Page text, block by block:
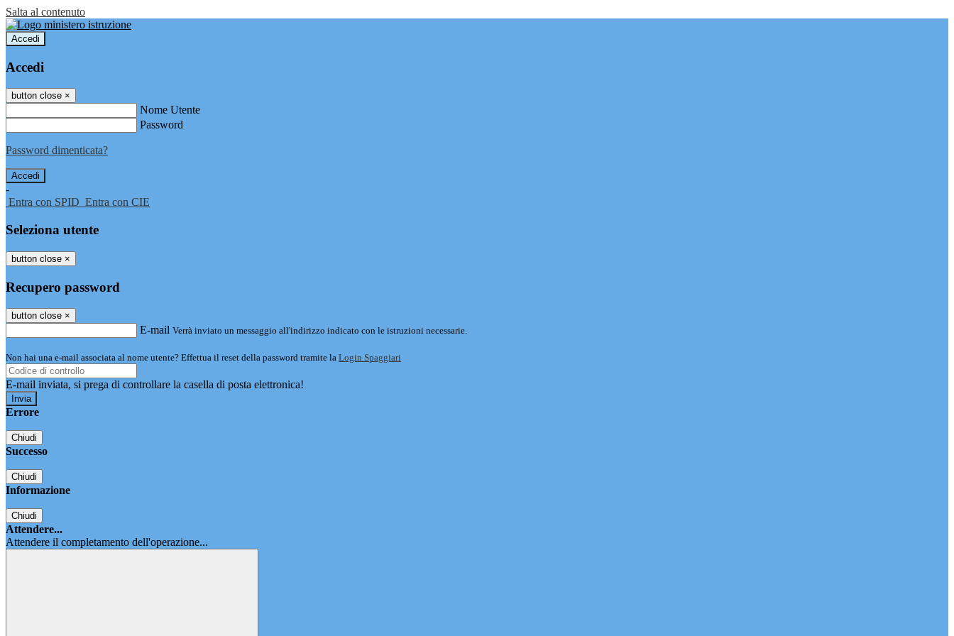
Salta al contenuto
Accedi
Accedi
button close ×
Nome Utente
Password
Password dimenticata?
-
Entra con SPID Entra con CIE
Seleziona utente
button close ×
Recupero password
button close ×
E-mail Verrà inviato un messaggio all'indirizzo indicato con le istruzioni necessarie.
Non hai una e-mail associata al nome utente? Effettua il reset della password tramite la Login Spaggiari
E-mail inviata, si prega di controllare la casella di posta elettronica!
Errore
Chiudi
Successo
Chiudi
Informazione
Chiudi
Attendere...
Attendere il completamento dell'operazione...